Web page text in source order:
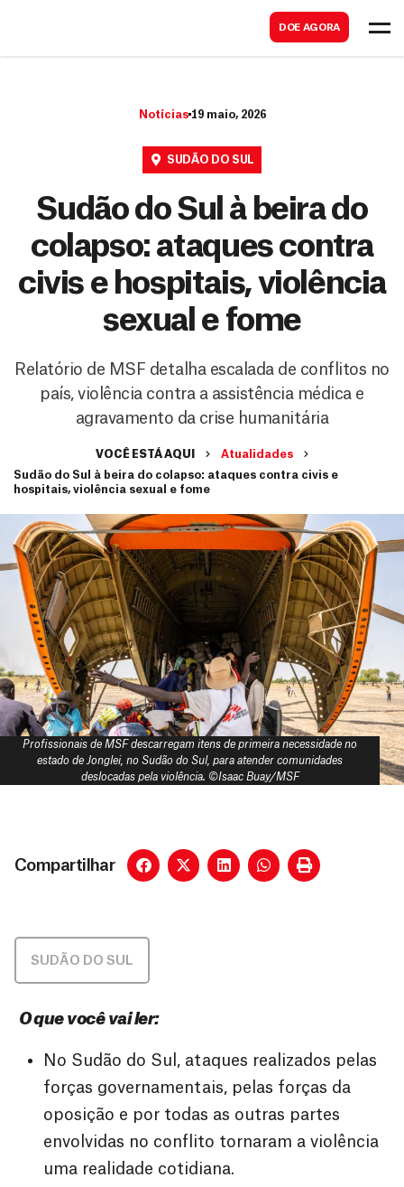
DOE AGORA
r
Notícias 19 maio, 2026
SUDÃO DO SUL
Sudão do Sul à beira do
colapso: ataques contra
civis e hospitais, violência
sexual e fome
Relatório de MSF detalha escalada de conflitos no
país, violência contra a assistência médica e
agravamento da crise humanitária
VOCÊ ESTÁ AQUI
Atualidades
Sudão do Sul à beira do colapso: ataques contra civis e
hospitais, violência sexual e fome
Profissionais de MSF descarregam itens de primeira necessidade no
estado de Jonglei, no Sudão do Sul, para atender comunidades
deslocadas pela violência. ©Isaac Buay/MSF
Compartilhar
SUDÃO DO SUL
O que você vai ler:
No Sudão do Sul, ataques realizados pelas
forças governamentais, pelas forças da
oposição e por todas as outras partes
envolvidas no conflito tornaram a violência
uma realidade cotidiana.
a
r